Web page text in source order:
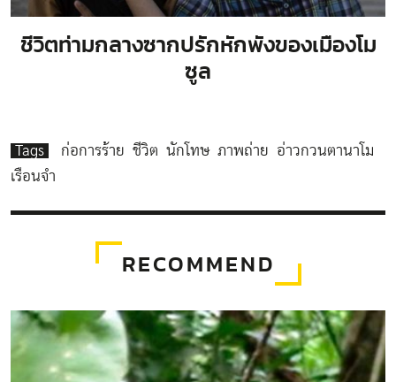
ชีวิตท่ามกลางซากปรักหักพังของเมืองโม
ซูล
Tags ก่อการร้าย ชีวิต นักโทษ ภาพถ่าย
อ่าวกวนตานาโม
เรือนจำ
RECOMMEND